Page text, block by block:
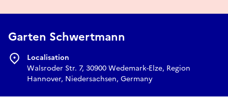
Garten Schwertmann
Localisation
Walsroder Str. 7, 30900 Wedemark-Elze, Region
Hannover, Niedersachsen, Germany